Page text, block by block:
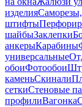
изделия
штифты
шайбыЗаклепки
анкерыКарабины
универсальные
обоиФотообои
каменьСкинали
сеткиСтеновые
профилиВагонка